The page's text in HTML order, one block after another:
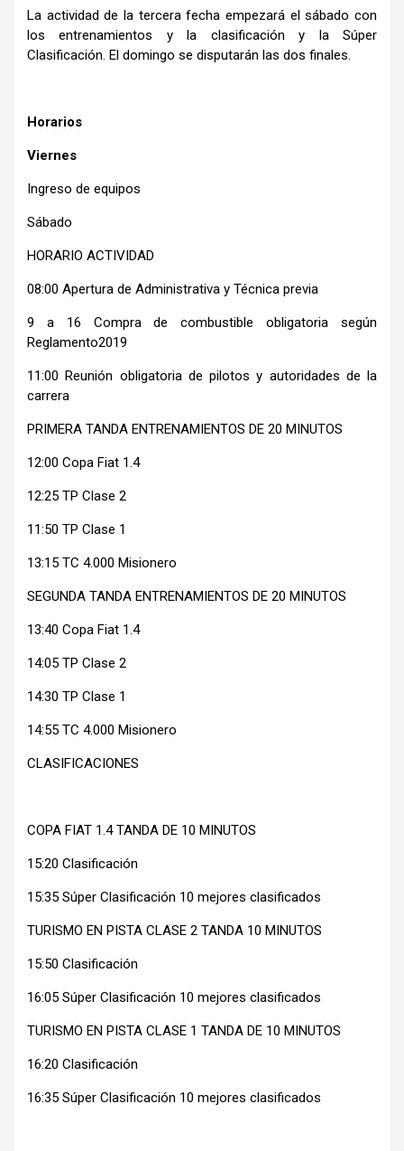
La actividad de la tercera fecha empezará el sábado con
los entrenamientos y la clasificación y la Súper
Clasificación. El domingo se disputarán las dos finales.
Horarios
Viernes
Ingreso de equipos
Sábado
HORARIO ACTIVIDAD
08:00 Apertura de Administrativa y Técnica previa
9 a 16 Compra de combustible obligatoria según
Reglamento2019
11:00 Reunión obligatoria de pilotos y autoridades de la
carrera
PRIMERA TANDA ENTRENAMIENTOS DE 20 MINUTOS
12:00 Copa Fiat 1.4
12:25 TP Clase 2
11:50 TP Clase 1
13:15 TC 4.000 Misionero
SEGUNDA TANDA ENTRENAMIENTOS DE 20 MINUTOS
13:40 Copa Fiat 1.4
14:05 TP Clase 2
14:30 TP Clase 1
14:55 TC 4.000 Misionero
CLASIFICACIONES
COPA FIAT 1.4 TANDA DE 10 MINUTOS
15:20 Clasificación
15:35 Súper Clasificación 10 mejores clasificados
TURISMO EN PISTA CLASE 2 TANDA 10 MINUTOS
15:50 Clasificación
16:05 Súper Clasificación 10 mejores clasificados
TURISMO EN PISTA CLASE 1 TANDA DE 10 MINUTOS
16:20 Clasificación
16:35 Súper Clasificación 10 mejores clasificados